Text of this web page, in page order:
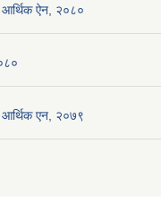
आर्थिक ऐन, २०८०
आर्थिक एन, २०७९